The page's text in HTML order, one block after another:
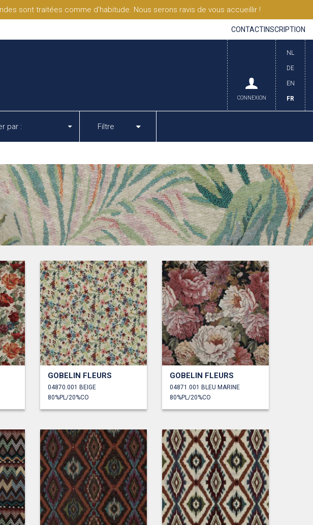
sont traitées comme d'habitude. Nous serons ravis de vous accueillir !
CONTACT INSCRIPTION
NL
DE
EN
FR
CONNEXION
par : Filtre
GOBELIN FLEURS
04870.001 BEIGE
80%PL/20%CO
GOBELIN FLEURS
04871.001 BLEU MARINE
80%PL/20%CO